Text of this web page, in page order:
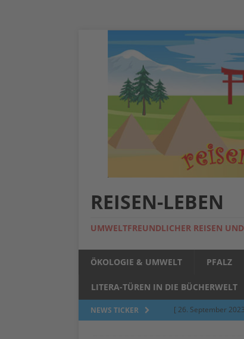
REISEN-LEBEN
UMWELTFREUNDLICHER REISEN
ÖKOLOGIE & UMWELT PFALZ
LITERA-TÜREN IN DIE BÜCHERWELT
NEWS TICKER [ 26. September